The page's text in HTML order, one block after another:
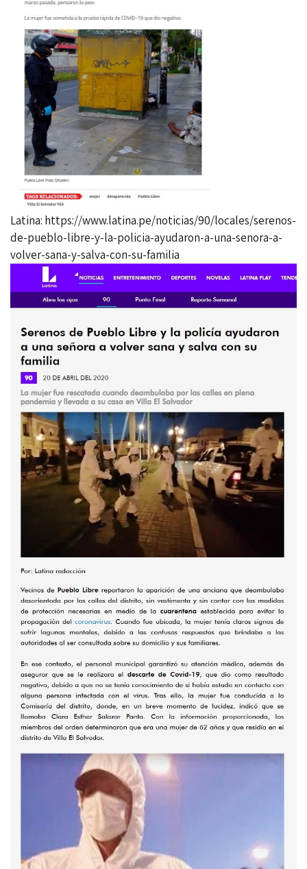
Latina: https://www.latina.pe/noticias/90/locales/serenos-
de-pueblo-libre-y-la-policia-ayudaron-a-una-senora-a-
volver-sana-y-salva-con-su-familia